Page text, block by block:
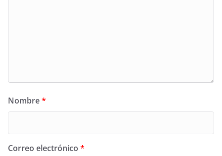
Nombre*
Correo electrónico *